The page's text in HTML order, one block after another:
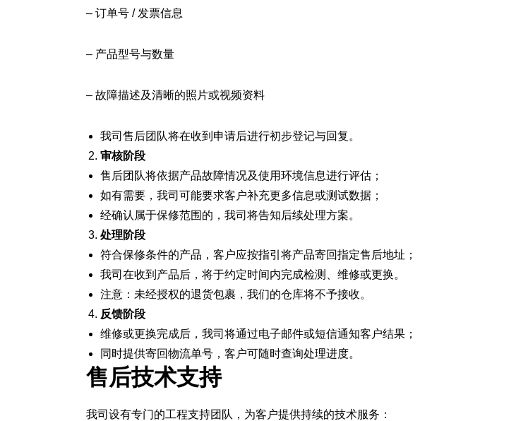
– 订单号 / 发票信息
– 产品型号与数量
– 故障描述及清晰的照片或视频资料
我司售后团队将在收到申请后进行初步登记与回复。
审核阶段
售后团队将依据产品故障情况及使用环境信息进行评估；
如有需要，我司可能要求客户补充更多信息或测试数据；
经确认属于保修范围的，我司将告知后续处理方案。
处理阶段
符合保修条件的产品，客户应按指引将产品寄回指定售后地址；
我司在收到产品后，将于约定时间内完成检测、维修或更换。
注意：未经授权的退货包裹，我们的仓库将不予接收。
反馈阶段
维修或更换完成后，我司将通过电子邮件或短信通知客户结果；
同时提供寄回物流单号，客户可随时查询处理进度。
售后技术支持
我司设有专门的工程支持团队，为客户提供持续的技术服务：